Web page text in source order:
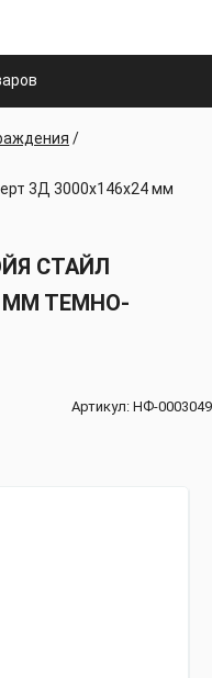
3Д 3000х146х24 мм
СТАЙЛ
ММ ТЕМНО-
Артикул: НФ-0003049